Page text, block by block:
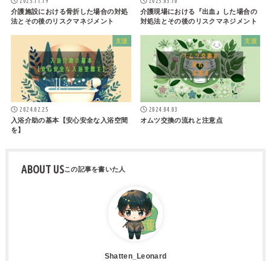
介護施設における骨折した場合の対処
法とその後のリスクマネジメント
介護現場における『出血』した場合の
対処法とその後のリスクマネジメント
支援
2024.02.25
入浴介助の基本【安心安全な入浴空間
を】
支援
2024.04.03
オムツ交換の流れと注意点
ABOUT US
Shatten_Leonard